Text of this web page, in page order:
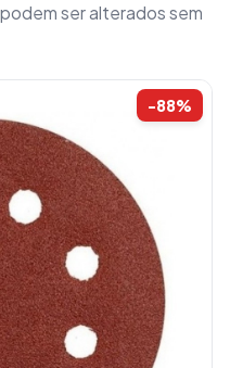
ser alterados sem
-88%